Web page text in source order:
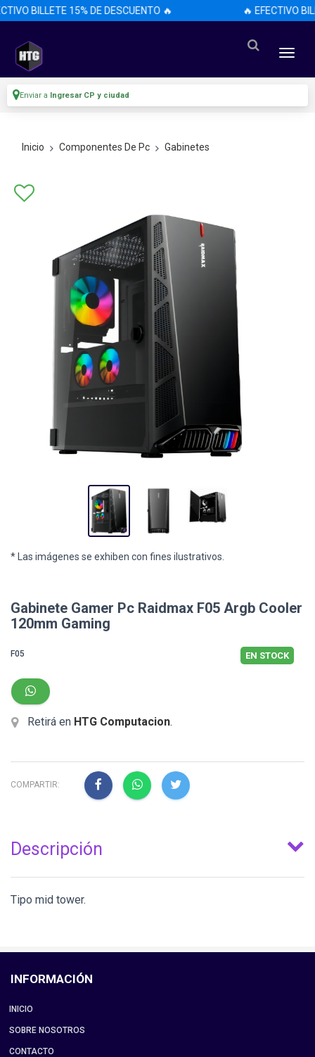
BILLETE 15% DE DESCUENTO 🔥 🔥 EFECTIVO
Enviar a Ingresar CP y ciudad
Inicio Componentes De Pc Gabinetes
* Las imágenes se exhiben con fines ilustrativos.
Gabinete Gamer Pc Raidmax F05 Argb Cooler
120mm Gaming
F05 EN STOCK
Retirá en HTG Computacion.
COMPARTIR:
Descripción
Tipo mid tower.
INFORMACIÓN
INICIO
SOBRE NOSOTROS
CONTACTO